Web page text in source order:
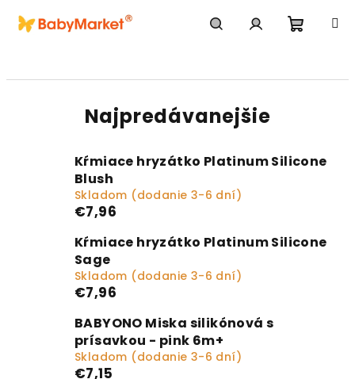
Najpredávanejšie
Kŕmiace hryzátko Platinum Silicone
Blush
Skladom (dodanie 3-6 dní)
€7,96
Kŕmiace hryzátko Platinum Silicone
Sage
Skladom (dodanie 3-6 dní)
€7,96
BABYONO Miska silikónová s
prísavkou - pink 6m+
Skladom (dodanie 3-6 dní)
€7,15